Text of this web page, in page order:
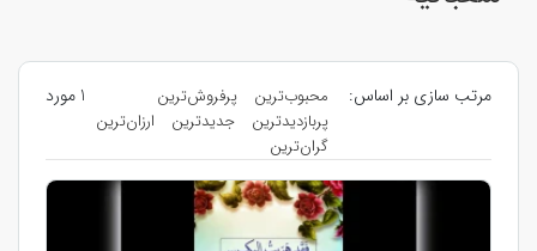
مرتب سازی بر اساس: محبوب‌ترین
پرفروش‌ترین
پربازدیدترین
جدیدترین
ارزان‌ترین
گران‌ترین
1 مورد